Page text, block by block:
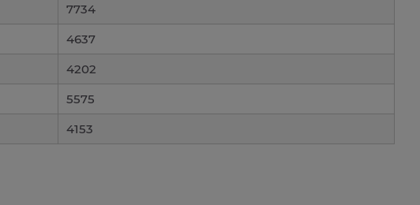
7734
4637
4202
5575
4153